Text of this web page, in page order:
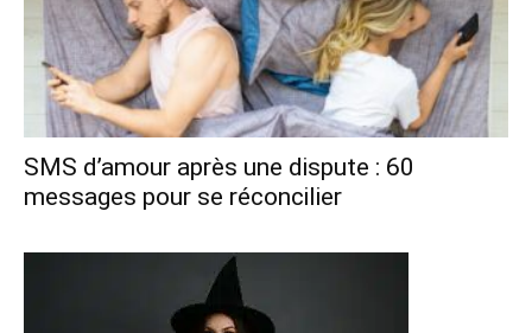
SMS d’amour après une dispute : 60
messages pour se réconcilier